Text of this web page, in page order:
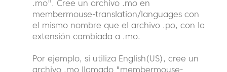
.mo". Cree un archivo .mo en
membermouse-translation/languages con
el mismo nombre que el archivo .po, con la
extensión cambiada a .mo.
Por ejemplo, si utiliza English(US), cree un
archivo .mo llamado "membermouse-